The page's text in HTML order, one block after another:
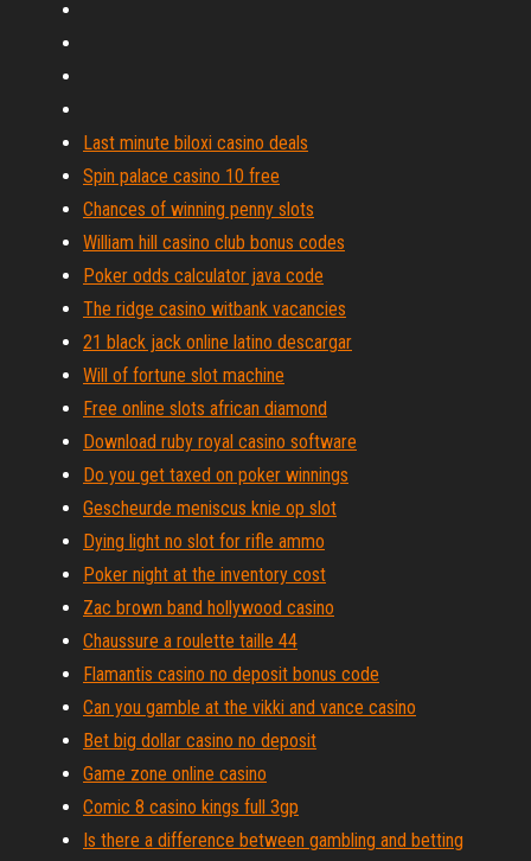
Last minute biloxi casino deals
Spin palace casino 10 free
Chances of winning penny slots
William hill casino club bonus codes
Poker odds calculator java code
The ridge casino witbank vacancies
21 black jack online latino descargar
Will of fortune slot machine
Free online slots african diamond
Download ruby royal casino software
Do you get taxed on poker winnings
Gescheurde meniscus knie op slot
Dying light no slot for rifle ammo
Poker night at the inventory cost
Zac brown band hollywood casino
Chaussure a roulette taille 44
Flamantis casino no deposit bonus code
Can you gamble at the vikki and vance casino
Bet big dollar casino no deposit
Game zone online casino
Comic 8 casino kings full 3gp
Is there a difference between gambling and betting